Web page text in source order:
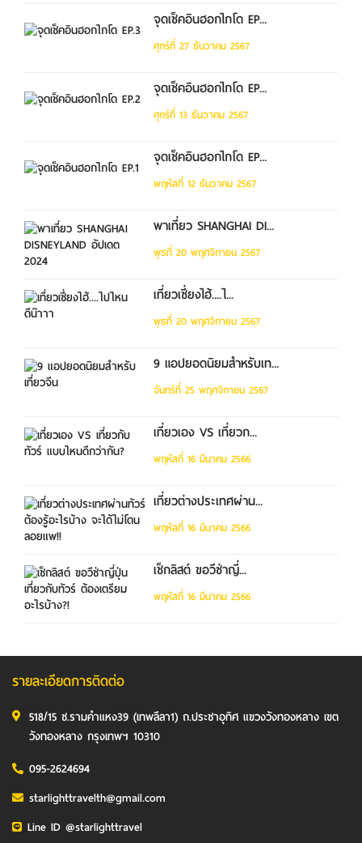
จุดเช็คอินฮอกไกโด EP...
ศุกร์ที่ 27 ธันวาคม 2567
จุดเช็คอินฮอกไกโด EP...
ศุกร์ที่ 13 ธันวาคม 2567
จุดเช็คอินฮอกไกโด EP...
พฤหัสที่ 12 ธันวาคม 2567
พาเที่ยว SHANGHAI DI...
พุธที่ 20 พฤศจิกายน 2567
เที่ยวเซี่ยงไฮ้....ไ...
พุธที่ 20 พฤศจิกายน 2567
9 แอปยอดนิยมสำหรับเท...
จันทร์ที่ 25 พฤศจิกายน 2567
เที่ยวเอง VS เที่ยวก...
พฤหัสที่ 16 มีนาคม 2566
เที่ยวต่างประเทศผ่าน...
พฤหัสที่ 16 มีนาคม 2566
เช็กลิสต์ ขอวีซ่าญี่...
พฤหัสที่ 16 มีนาคม 2566
รายละเอียดการติดต่อ
518/15 ซ.รามคำแหง39 (เทพลีลา1) ถ.ประชาอุทิศ แขวงวังทองหลาง เขต
วังทองหลาง กรุงเทพฯ 10310
095-2624694
starlighttravelth@gmail.com
Line ID @starlighttravel